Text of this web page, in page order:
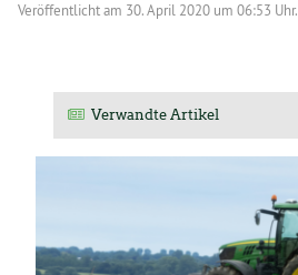
Veröffentlicht am 30. April 2020 um 06:53 Uhr.
Verwandte Artikel